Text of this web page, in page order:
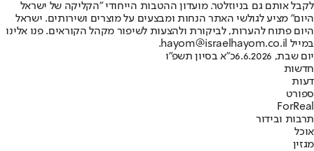
לקבל אותם גם בניוזלטר. מועדון ההטבות הייחודי "הקליקה של ישראל
היום" מציע לגולשי האתר הנחות ומבצעים על מוצרים ושירותים. ישראל
היום פתוח להערות, לביקורת ולהצעות לשיפור מקהל הקוראים. פנו אלינו
במייל hayom@israelhayom.co.il.
יום שבת, 6.6.2026
כ"א בסיון תשפ"ו
חדשות
דעות
ספורט
ForReal
תרבות ובידור
אוכל
מגזין